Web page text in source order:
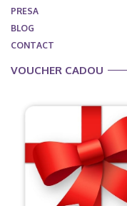
PRESA
BLOG
CONTACT
VOUCHER CADOU